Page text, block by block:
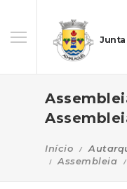
Junta
Início
Assembleia